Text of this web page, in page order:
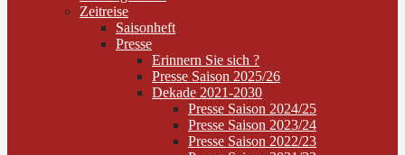
Zeitreise
Saisonheft
Presse
Erinnern Sie sich ?
Presse Saison 2025/26
Dekade 2021-2030
Presse Saison 2024/25
Presse Saison 2023/24
Presse Saison 2022/23